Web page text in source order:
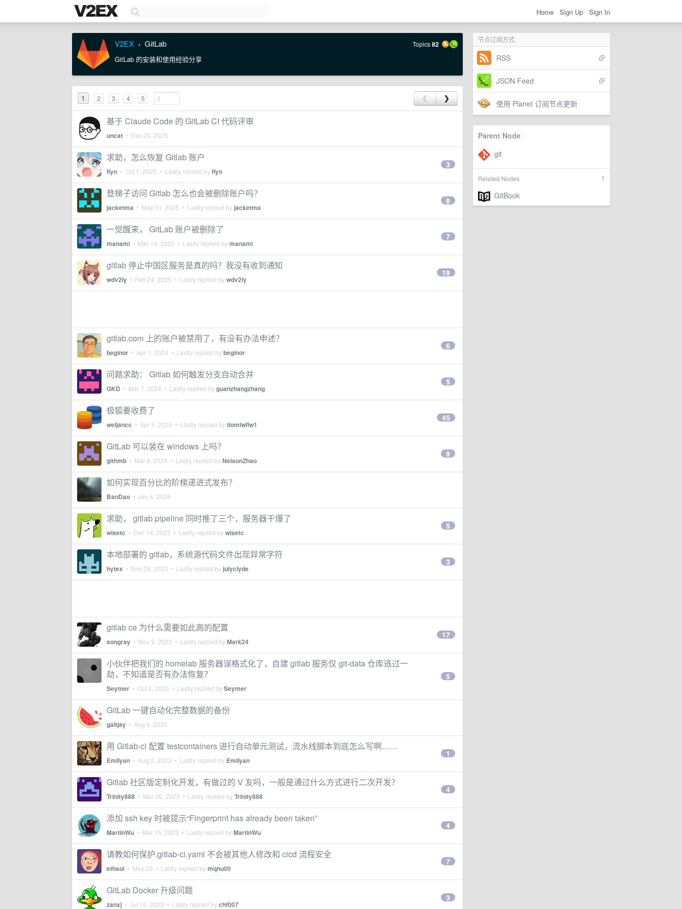
Home Sign Up Sign In
节点订阅方式
RSS
JSON Feed
使用 Planet 订阅节点更新
Parent Node
1
Related Nodes
V2EX › GitLab Topics82
GitLab 的安装和使用经验分享
1 2 3 4 5 ❮ ❯
基于 Claude Code 的 GitLab CI 代码评审
uncat • Dec 20, 2025
求助，怎么恢复 Gitlab 账户
flyn • Oct 1, 2025 • Lastly replied byflyn
3
登梯子访问 Gitlab 怎么也会被删除账户吗？
jacketma • May 31, 2025 • Lastly replied by jacketma
8
一觉醒来， GitLab 账户被删除了
manami • Mar 14, 2025 • Lastly replied bymanami
7
gitlab 停止中国区服务是真的吗？我没有收到通知
wdv2ly • Feb 24, 2025 • Lastly replied bywdv2ly
19
gitlab.com 上的账户被禁用了，有没有办法申述？
beginor • Apr 1, 2024 • Lastly replied bybeginor
6
问题求助： Gitlab 如何触发分支自动合并
GKD • Mar 7, 2024 • Lastly replied byguanzhangzhang
5
极狐要收费了
weijancc • Apr 5, 2024 • Lastly replied bytlomlwfiw1
45
GitLab 可以装在 windows 上吗？
githmb • Mar 6, 2024 • Lastly replied byNelsonZhao
9
如何实现百分比的阶梯递进式发布？
BanDao • Jan 4, 2024
求助， gitlab pipeline 同时推了三个，服务器干爆了
wisetc • Dec 14, 2023 • Lastly replied bywisetc
5
本地部署的 gitlab，系统源代码文件出现异常字符
hytex • Nov 28, 2023 • Lastly replied by julyclyde
3
gitlab ce 为什么需要如此高的配置
songray • Nov 9, 2023 • Lastly replied byMark24
17
小伙伴把我们的 homelab 服务器误格式化了，自建 gitlab 服务仅 git-data 仓库逃过一
劫，不知道是否有办法恢复？
Seymer • Oct 4, 2023 • Lastly replied bySeymer
5
GitLab 一键自动化完整数据的备份
galtjay • Aug 6, 2023
用 Gitlab-ci 配置 testcontainers 进行自动单元测试，流水线脚本到底怎么写啊……
Emilyan • Aug 2, 2023 • Lastly replied by Emilyan
1
Gitlab 社区版定制化开发，有做过的 V 友吗，一般是通过什么方式进行二次开发？
Trinity888 • Mar 20, 2023 • Lastly replied byTrinity888
4
添加 ssh key 时被提示“Fingerprint has already been taken”
MartinWu • Mar 15, 2023 • Lastly replied byMartinWu
4
请教如何保护.gitlab-ci.yaml 不会被其他人修改和 cicd 流程安全
ethsol • May 20 • Lastly replied bymqnu00
7
GitLab Docker 升级问题
zanxj • Jul 16, 2023 • Lastly replied bychf007
3